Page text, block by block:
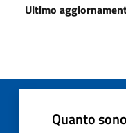
Ultimo
Quanto